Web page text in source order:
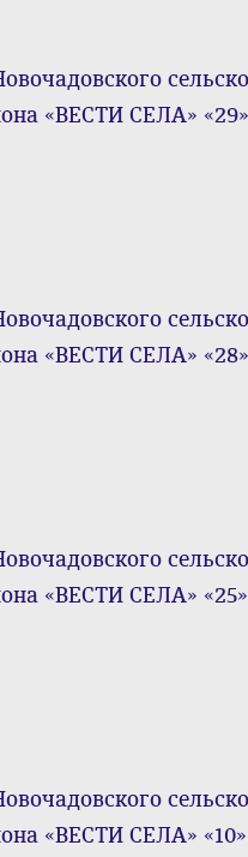
«ВЕСТИ СЕЛА»
«ВЕСТИ СЕЛА»
«ВЕСТИ СЕЛА»
«ВЕСТИ СЕЛА»